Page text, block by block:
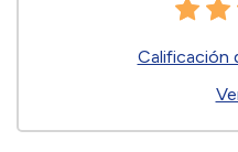
Calificación